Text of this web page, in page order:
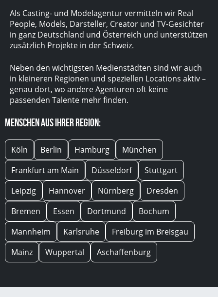
Als Casting- und Modelagentur vermitteln wir Real
People, Models, Darsteller, Creator und TV-Gesichter
in ganz Deutschland und Österreich und unterstützen
zusätzlich Projekte in der Schweiz.
Neben den wichtigsten Medienstädten sind wir auch
in kleineren Regionen und speziellen Locations aktiv –
genau dort, wo andere Agenturen oft keine
passenden Talente mehr finden.
Menschen aus Ihrer Region:
Köln Berlin Hamburg
München
Frankfurt am Main
Düsseldorf
Stuttgart
Leipzig
Hannover Nürnberg
Dresden
Bremen
Essen Dortmund
Bochum
Mannheim
Karlsruhe
Freiburg im Breisgau
Mainz
Wuppertal Aschaffenburg